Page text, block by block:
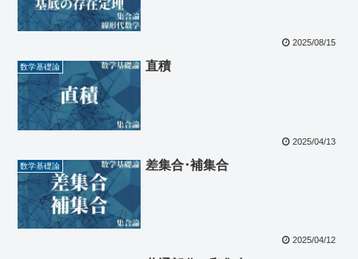
2025/08/15
数学基礎論 直積
2025/04/13
数学基礎論 差集合･補集合
2025/04/12